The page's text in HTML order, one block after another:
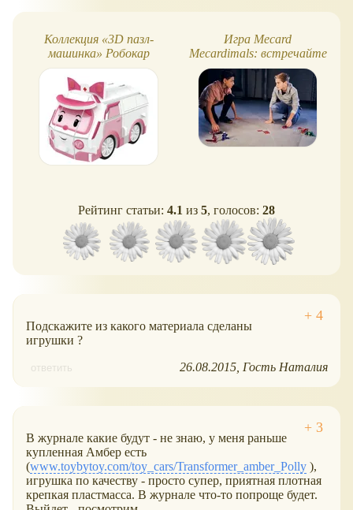
Коллекция «3D пазл-
машинка» Робокар
Игра Mecard
Mecardimals: встречайте
игрушки!
Рейтинг статьи: 4.1 из 5, голосов: 28
Подскажите из какого материала сделаны
игрушки ?
ответить 26.08.2015 Гость Наталия
В журнале какие будут - не знаю, у меня раньше
купленная Амбер есть
(www.toybytoy.com/toy_cars/Transformer_amber_Polly ),
игрушка по качеству - просто супер, приятная плотная
крепкая пластмасса. В журнале что-то попроще будет.